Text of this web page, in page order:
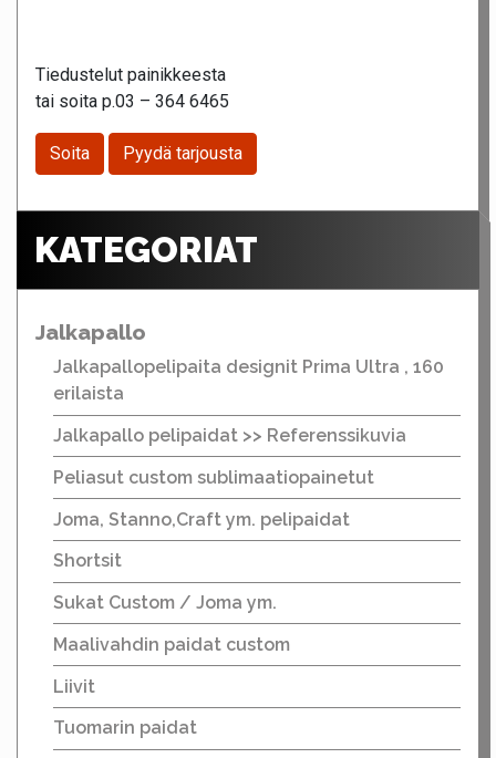
Tiedustelut painikkeesta
tai soita p.03 – 364 6465
Soita Pyydä tarjousta
KATEGORIAT
Jalkapallo
Jalkapallopelipaita designit Prima Ultra , 160
erilaista
Jalkapallo pelipaidat >> Referenssikuvia
Peliasut custom sublimaatiopainetut
Joma, Stanno,Craft ym. pelipaidat
Shortsit
Sukat Custom / Joma ym.
Maalivahdin paidat custom
Liivit
Tuomarin paidat